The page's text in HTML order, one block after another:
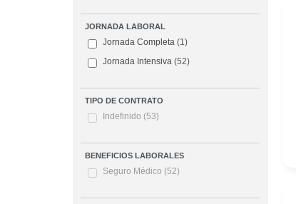
JORNADA LABORAL
Jornada Completa (1)
Jornada Intensiva (52)
TIPO DE CONTRATO
Indefinido (53)
BENEFICIOS LABORALES
Seguro Médico (52)